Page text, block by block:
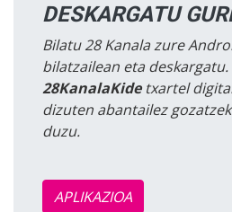
DESKARGATU
Bilatu 28 Kanala zure
bilatzailean eta
28KanalaKidetxartel
dizuten abantailez
duzu.
APLIKAZIOA